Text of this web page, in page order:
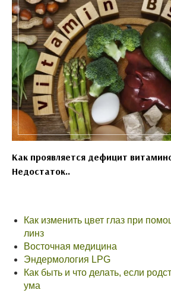
Как проявляется дефицит
Недостаток..
Как изменить цвет глаз при
линз
Восточная медицина
Эндермология LPG
Как быть и что делать, если
ума